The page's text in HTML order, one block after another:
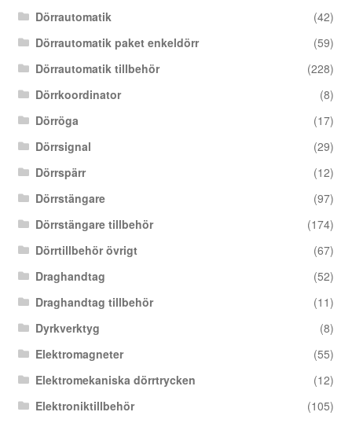
Dörrautomatik
(42)
Dörrautomatik paket enkeldörr
(59)
Dörrautomatik tillbehör
(228)
Dörrkoordinator
(8)
Dörröga
(17)
Dörrsignal
(29)
Dörrspärr
(12)
Dörrstängare
(97)
Dörrstängare tillbehör
(174)
Dörrtillbehör övrigt
(67)
Draghandtag
(52)
Draghandtag tillbehör
(11)
Dyrkverktyg
(8)
Elektromagneter
(55)
Elektromekaniska dörrtrycken
(12)
Elektroniktillbehör
(105)